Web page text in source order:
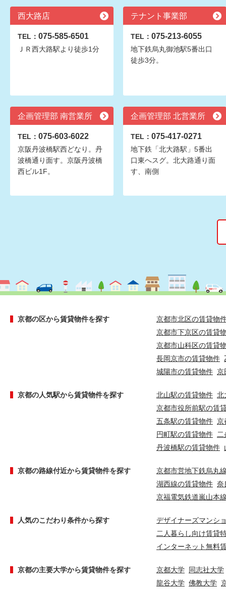
西大路店
TEL： 075-585-6501
ＪＲ西大路駅より徒歩1分
テナント事業部
TEL： 075-213-6055
地下鉄烏丸御池駅5番出口
徒歩3分。
企画管理部 南営業所
TEL： 075-603-6022
京阪丹波橋駅西どなり。丹
波橋通り面す。京阪丹波橋
西ビル1F。
企画管理部 北営業所
TEL： 075-417-0271
地下鉄「北大路駅」5番出
口東へスグ。北大路通り面
す、南側
京都の区から賃貸物件を探す
京都市北区の賃貸物
京都市下京区の賃貸
京都市山科区の賃貸
長岡京市の賃貸物件
城陽市の賃貸物件 京
京都の人気駅から賃貸物件を探す 北山駅の賃貸物件 北
京都市役所前駅の賃
五条駅の賃貸物件 京
円町駅の賃貸物件
丹波橋駅の賃貸物件
京都の路線付近から賃貸物件を探す
京都市営地下鉄烏丸
湖西線の賃貸物件 奈
京福電気鉄道嵐山本
人気のこだわり条件から探す
デザイナーズマンシ
二人暮らし向け賃貸
インターネット無料
京都の主要大学から賃貸物件を探す 京都大学 同志社大学
龍谷大学 佛教大学